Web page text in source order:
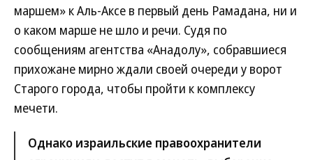
маршем» к Аль-Аксе в первый день Рамадана, ни и
о каком марше не шло и речи. Судя по
сообщениям агентства «Анадолу», собравшиеся
прихожане мирно ждали своей очереди у ворот
Старого города, чтобы пройти к комплексу
мечети.
Однако израильские правоохранители